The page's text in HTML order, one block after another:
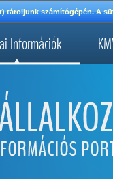
tároljunk számítógépén. A
Információk